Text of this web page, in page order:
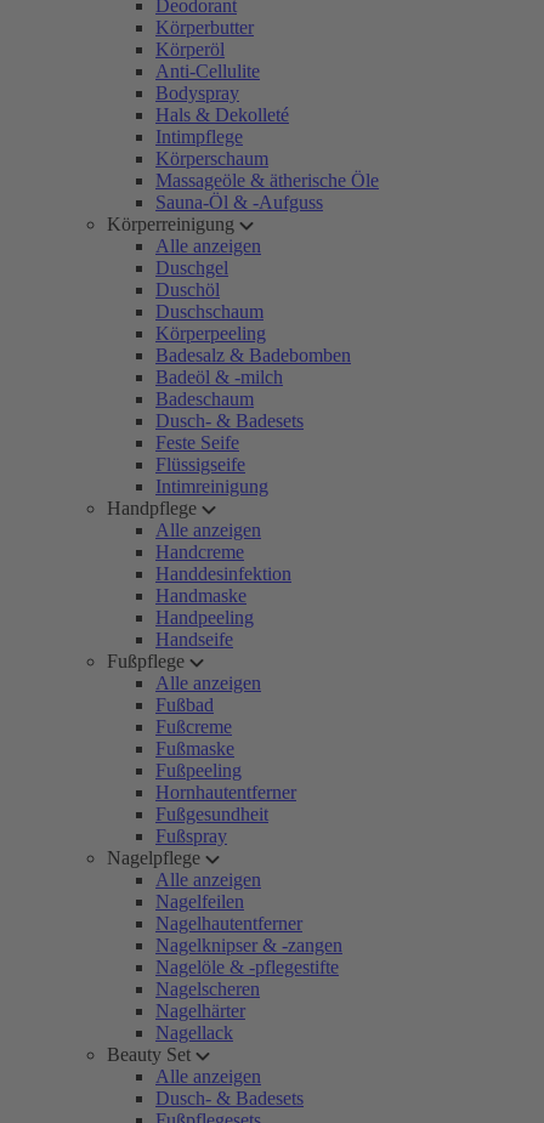
Deodorant
Körperbutter
Körperöl
Anti-Cellulite
Bodyspray
Hals & Dekolleté
Intimpflege
Körperschaum
Massageöle & ätherische Öle
Sauna-Öl & -Aufguss
Körperreinigung
Alle anzeigen
Duschgel
Duschöl
Duschschaum
Körperpeeling
Badesalz & Badebomben
Badeöl & -milch
Badeschaum
Dusch- & Badesets
Feste Seife
Flüssigseife
Intimreinigung
Handpflege
Alle anzeigen
Handcreme
Handdesinfektion
Handmaske
Handpeeling
Handseife
Fußpflege
Alle anzeigen
Fußbad
Fußcreme
Fußmaske
Fußpeeling
Hornhautentferner
Fußgesundheit
Fußspray
Nagelpflege
Alle anzeigen
Nagelfeilen
Nagelhautentferner
Nagelknipser & -zangen
Nagelöle & -pflegestifte
Nagelscheren
Nagelhärter
Nagellack
Beauty Set
Alle anzeigen
Dusch- & Badesets